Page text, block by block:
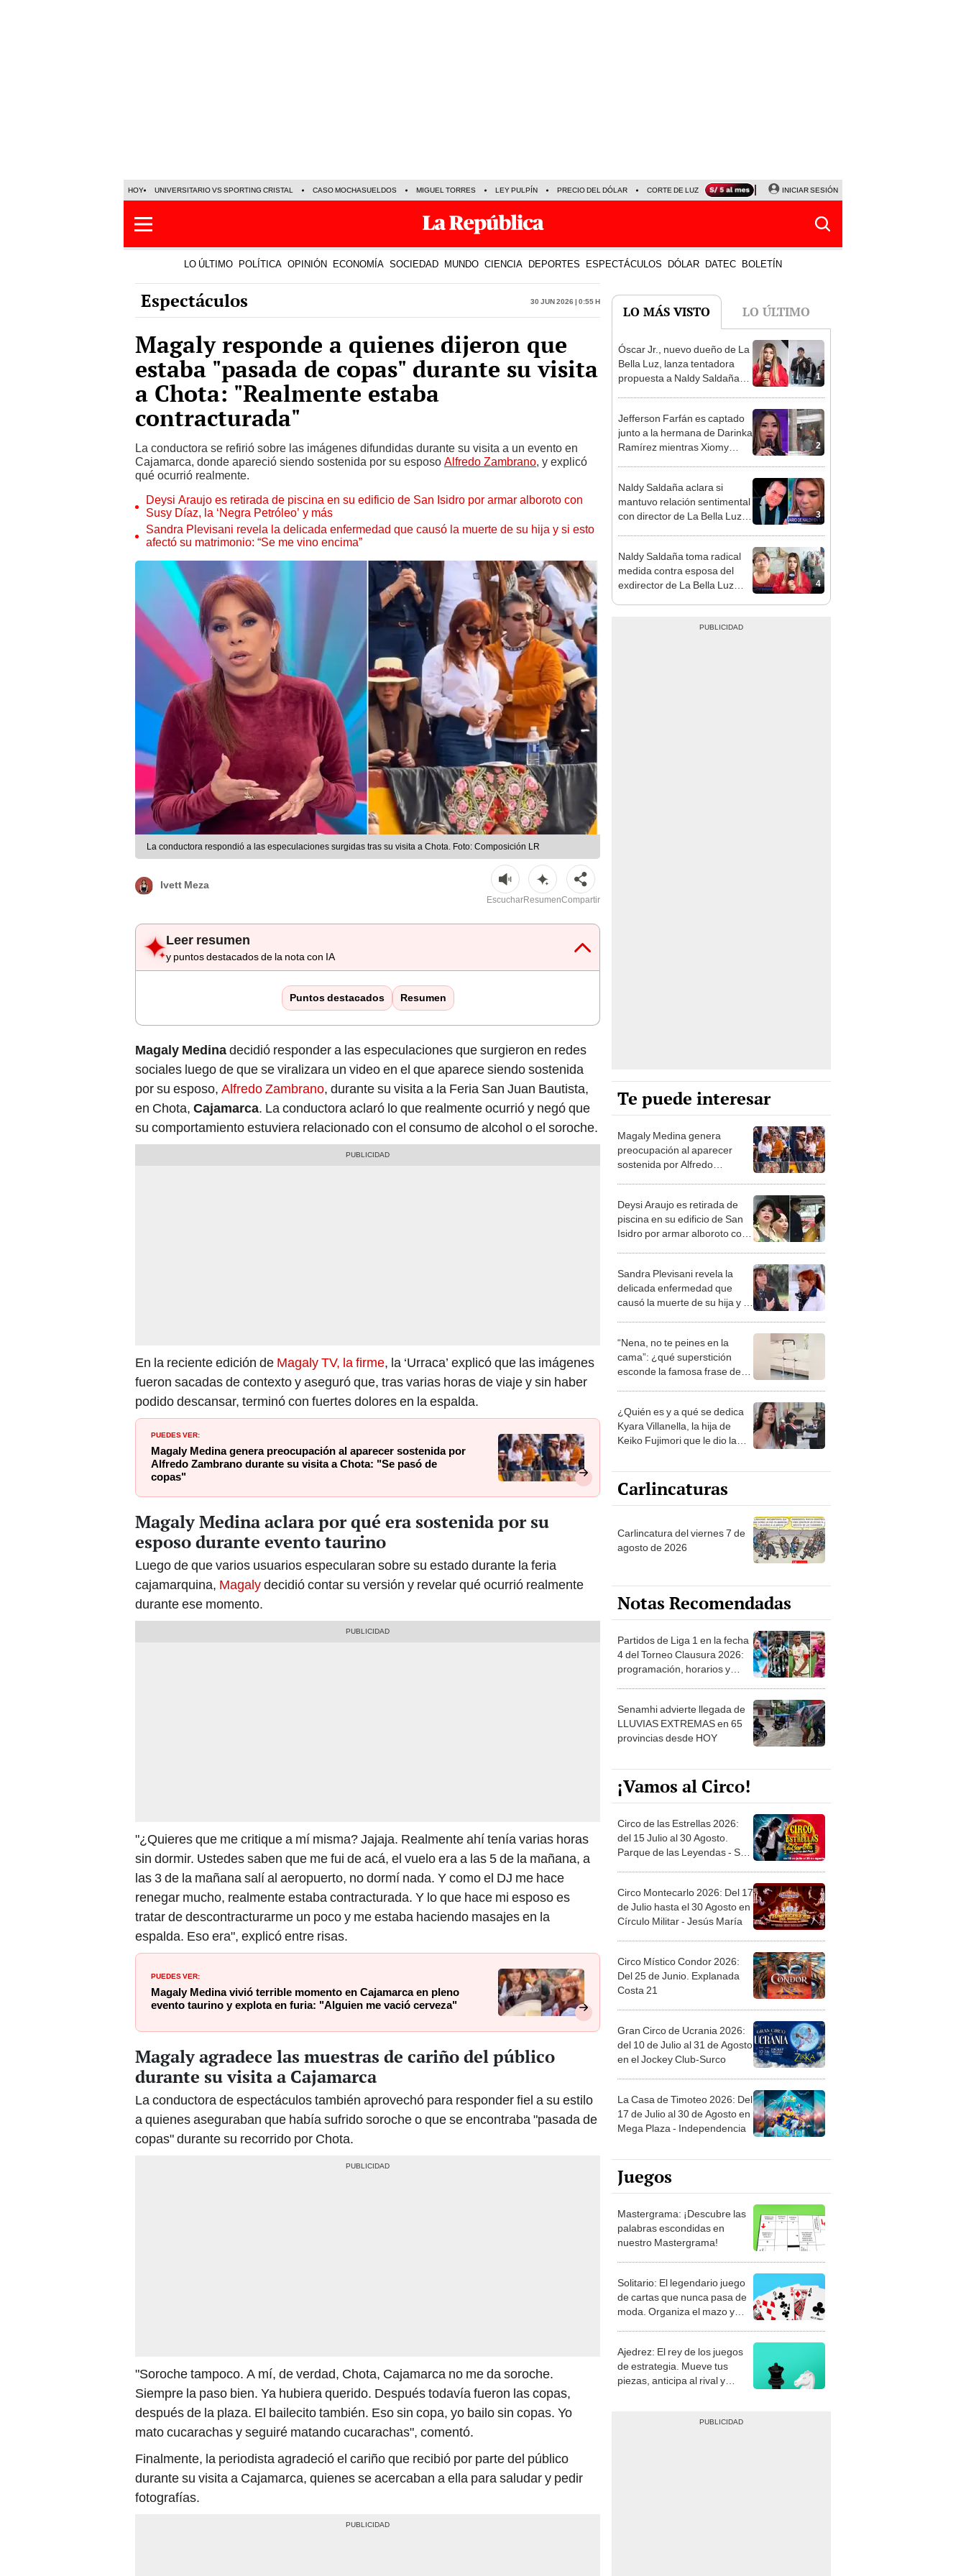
HOY UNIVERSITARIO VS SPORTING CRISTAL CASO MOCHASUELDOS MIGUEL TORRES LEY PULPÍN PRECIO DEL DÓLAR CORTE DE LUZ VIERNES 7 DE AGOSTO ALBERTO BENAVIDES
INICIAR SESIÓN
LO ÚLTIMO POLÍTICA OPINIÓN ECONOMÍA SOCIEDAD MUNDO CIENCIA DEPORTES ESPECTÁCULOS DÓLAR DATEC BOLETÍN
Espectáculos 30 Jun 2026 | 0:55 h
Magaly responde a quienes dijeron que
estaba "pasada de copas" durante su visita
a Chota: "Realmente estaba
contracturada"
La conductora se refirió sobre las imágenes difundidas durante su visita a un evento en
Cajamarca, donde apareció siendo sostenida por su esposo Alfredo Zambrano, y explicó
qué ocurrió realmente.
Deysi Araujo es retirada de piscina en su edificio de San Isidro por armar alboroto con
Susy Díaz, la ‘Negra Petróleo’ y más
Sandra Plevisani revela la delicada enfermedad que causó la muerte de su hija y si esto
afectó su matrimonio: “Se me vino encima”
La conductora respondió a las especulaciones surgidas tras su visita a Chota. Foto: Composición LR
Ivett Meza
EscucharResumenCompartir
Leer resumen
y puntos destacados de la nota con IA
Puntos destacados Resumen
Magaly Medinadecidió responder a las especulaciones que surgieron en redes
sociales luego de que se viralizara un video en el que aparece siendo sostenida
por su esposo, Alfredo Zambrano, durante su visita a la Feria San Juan Bautista,
en Chota, Cajamarca. La conductora aclaró lo que realmente ocurrió y negó que
su comportamiento estuviera relacionado con el consumo de alcohol o el soroche.
En la reciente edición de Magaly TV, la firme, la ‘Urraca’ explicó que las imágenes
fueron sacadas de contexto y aseguró que, tras varias horas de viaje y sin haber
podido descansar, terminó con fuertes dolores en la espalda.
PUEDES VER:
Magaly Medina genera preocupación al aparecer sostenida por
Alfredo Zambrano durante su visita a Chota: "Se pasó de
copas"
Magaly Medina aclara por qué era sostenida por su
esposo durante evento taurino
Luego de que varios usuarios especularan sobre su estado durante la feria
cajamarquina, Magalydecidió contar su versión y revelar qué ocurrió realmente
durante ese momento.
"¿Quieres que me critique a mí misma? Jajaja. Realmente ahí tenía varias horas
sin dormir. Ustedes saben que me fui de acá, el vuelo era a las 5 de la mañana, a
las 3 de la mañana salí al aeropuerto, no dormí nada. Y como el DJ me hace
renegar mucho, realmente estaba contracturada. Y lo que hace mi esposo es
tratar de descontracturarme un poco y me estaba haciendo masajes en la
espalda. Eso era", explicó entre risas.
PUEDES VER:
Magaly Medina vivió terrible momento en Cajamarca en pleno
evento taurino y explota en furia: "Alguien me vació cerveza"
Magaly agradece las muestras de cariño del público
durante su visita a Cajamarca
La conductora de espectáculos también aprovechó para responder fiel a su estilo
a quienes aseguraban que había sufrido soroche o que se encontraba "pasada de
copas" durante su recorrido por Chota.
"Soroche tampoco. A mí, de verdad, Chota, Cajamarca no me da soroche.
Siempre la paso bien. Ya hubiera querido. Después todavía fueron las copas,
después de la plaza. El bailecito también. Eso sin copa, yo bailo sin copas. Yo
mato cucarachas y seguiré matando cucarachas", comentó.
Finalmente, la periodista agradeció el cariño que recibió por parte del público
durante su visita a Cajamarca, quienes se acercaban a ella para saludar y pedir
fotografías.
LO MÁS VISTO LO ÚLTIMO
1
Óscar Jr., nuevo dueño de La
Bella Luz, lanza tentadora
propuesta a Naldy Saldaña
tipo de ley”
2
Jefferson Farfán es captado
junto a la hermana de Darinka
Ramírez mientras Xiomy
3
Naldy Saldaña aclara si
mantuvo relación sentimental
con director de La Bella Luz
bajo”
4
Naldy Saldaña toma radical
medida contra esposa del
exdirector de La Bella Luz
Te puede interesar
Magaly Medina genera
preocupación al aparecer
sostenida por Alfredo
Deysi Araujo es retirada de
piscina en su edificio de San
Isidro por armar alboroto con
Sandra Plevisani revela la
delicada enfermedad que
causó la muerte de su hija y si
“Nena, no te peines en la
cama”: ¿qué superstición
esconde la famosa frase de
¿Quién es y a qué se dedica
Kyara Villanella, la hija de
Keiko Fujimori que le dio la
Carlincaturas
Carlincatura del viernes 7 de
agosto de 2026
Notas Recomendadas
Partidos de Liga 1 en la fecha
4 del Torneo Clausura 2026:
programación, horarios y
Senamhi advierte llegada de
LLUVIAS EXTREMAS en 65
provincias desde HOY
¡Vamos al Circo!
Circo de las Estrellas 2026:
del 15 Julio al 30 Agosto.
Parque de las Leyendas - San
Circo Montecarlo 2026: Del 17
de Julio hasta el 30 Agosto en
Círculo Militar - Jesús María
Circo Místico Condor 2026:
Del 25 de Junio. Explanada
Costa 21
Gran Circo de Ucrania 2026:
del 10 de Julio al 31 de Agosto
en el Jockey Club-Surco
La Casa de Timoteo 2026: Del
17 de Julio al 30 de Agosto en
Mega Plaza - Independencia
Juegos
Mastergrama: ¡Descubre las
palabras escondidas en
nuestro Mastergrama!
Solitario: El legendario juego
de cartas que nunca pasa de
moda. Organiza el mazo y
Ajedrez: El rey de los juegos
de estrategia. Mueve tus
piezas, anticipa al rival y